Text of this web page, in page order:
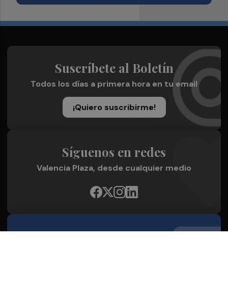
Suscríbete al Boletín
Todos los días a primera hora en tu email
¡Quiero suscribirme!
Síguenos en redes
Valencia Plaza, desde cualquier medio
Quienes Somos